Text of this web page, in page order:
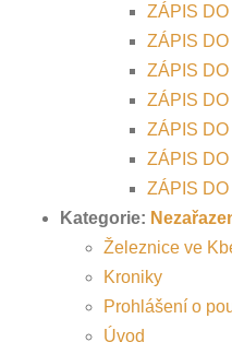
ZÁPIS
ZÁPIS
ZÁPIS
ZÁPIS
ZÁPIS
ZÁPIS
ZÁPIS
Kategorie:
Železnice ve
Kroniky
Prohlášení o
Úvod